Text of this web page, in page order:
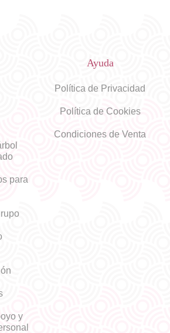
para
y
Ayuda
Política de Privacidad
Política de Cookies
Condiciones de Venta